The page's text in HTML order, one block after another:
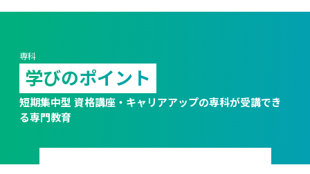
専科
学びのポイント
短期集中型 資格講座・キャリアアップの専科が受講でき
る専門教育